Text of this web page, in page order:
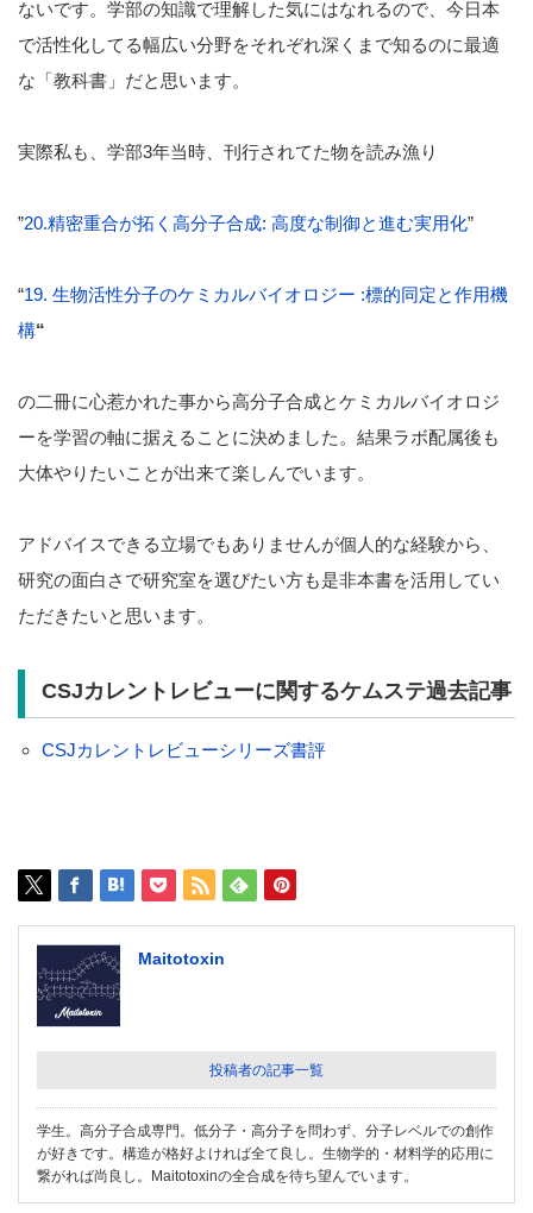
ないです。学部の知識で理解した気にはなれるので、今日本
で活性化してる幅広い分野をそれぞれ深くまで知るのに最適
な「教科書」だと思います。
実際私も、学部3年当時、刊行されてた物を読み漁り
”20.精密重合が拓く高分子合成: 高度な制御と進む実用化”
“19. 生物活性分子のケミカルバイオロジー :標的同定と作用機
構“
の二冊に心惹かれた事から高分子合成とケミカルバイオロジ
ーを学習の軸に据えることに決めました。結果ラボ配属後も
大体やりたいことが出来て楽しんでいます。
アドバイスできる立場でもありませんが個人的な経験から、
研究の面白さで研究室を選びたい方も是非本書を活用してい
ただきたいと思います。
CSJカレントレビューに関するケムステ過去記事
CSJカレントレビューシリーズ書評
Maitotoxin
投稿者の記事一覧
学生。高分子合成専門。低分子・高分子を問わず、分子レベルでの創作
が好きです。構造が格好よければ全て良し。生物学的・材料学的応用に
繋がれば尚良し。Maitotoxinの全合成を待ち望んでいます。